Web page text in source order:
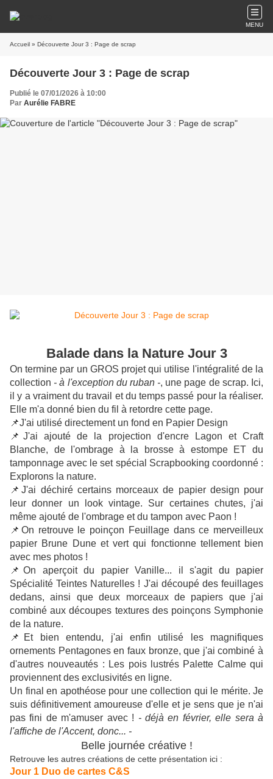
MENU
Accueil » Découverte Jour 3 : Page de scrap
Découverte Jour 3 : Page de scrap
Publié le 07/01/2026 à 10:00
Par Aurélie FABRE
Balade dans la Nature Jour 3
On termine par un GROS projet qui utilise l'intégralité de la
collection - à l'exception du ruban -, une page de scrap. Ici,
il y a vraiment du travail et du temps passé pour la réaliser.
Elle m'a donné bien du fil à retordre cette page.
📌J'ai utilisé directement un fond en Papier Design
📌J'ai ajouté de la projection d'encre Lagon et Craft
Blanche, de l'ombrage à la brosse à estompe ET du
tamponnage avec le set spécial Scrapbooking coordonné :
Explorons la nature.
📌J'ai déchiré certains morceaux de papier design pour
leur donner un look vintage. Sur certaines chutes, j'ai
même ajouté de l'ombrage et du tampon avec Paon !
📌On retrouve le poinçon Feuillage dans ce merveilleux
papier Brune Dune et vert qui fonctionne tellement bien
avec mes photos !
📌On aperçoit du papier Vanille... il s'agit du papier
Spécialité Teintes Naturelles ! J'ai découpé des feuillages
dedans, ainsi que deux morceaux de papiers que j'ai
combiné aux découpes textures des poinçons Symphonie
de la nature.
📌Et bien entendu, j'ai enfin utilisé les magnifiques
ornements Pentagones en faux bronze, que j'ai combiné à
d'autres nouveautés : Les pois lustrés Palette Calme qui
proviennent des exclusivités en ligne.
Un final en apothéose pour une collection qui le mérite. Je
suis définitivement amoureuse d'elle et je sens que je n'ai
pas fini de m'amuser avec ! - déjà en février, elle sera à
l'affiche de l'Accent, donc... -
Belle journée créative !
Retrouve les autres créations de cette présentation ici :
Jour 1 Duo de cartes C&S